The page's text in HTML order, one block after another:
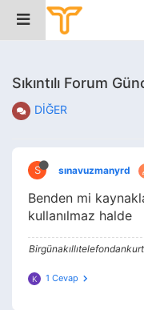
Sıkıntılı Forum
DİĞER
S sınavuzmanyrd
Benden mi
kullanılmaz halde
K 1 Cevap